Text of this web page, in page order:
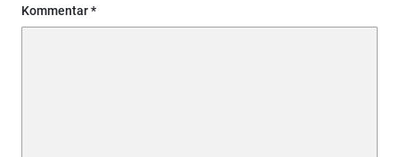
Kommentar